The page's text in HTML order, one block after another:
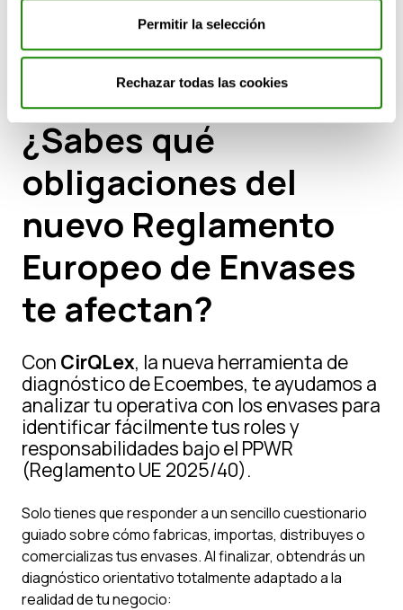
Permitir la selección
Rechazar todas las cookies
¿Sabes qué
obligaciones del
nuevo Reglamento
Europeo de Envases
te afectan?
Con CirQLex, la nueva herramienta de
diagnóstico de Ecoembes, te ayudamos a
analizar tu operativa con los envases para
identificar fácilmente tus roles y
responsabilidades bajo el PPWR
(Reglamento UE 2025/40).
Solo tienes que responder a un sencillo cuestionario
guiado sobre cómo fabricas, importas, distribuyes o
comercializas tus envases. Al finalizar, obtendrás un
diagnóstico orientativo totalmente adaptado a la
realidad de tu negocio: